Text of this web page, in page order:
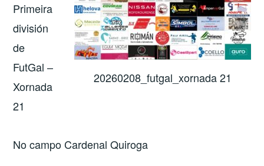
20260208_futgal_xornada 21
Primeira
división
de
FutGal –
Xornada
21
No campo Cardenal Quiroga